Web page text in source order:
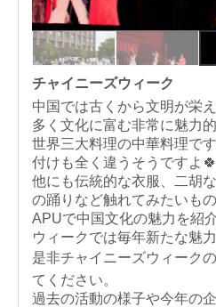
チャイニーズウィーク
中国では古くから文明が栄
多く文化に富む非常に魅力
世界三大料理の中華料理で
付けも全く違うそうですよ🍀
他にも伝統的な衣服、二胡
の踊りなど触れてみたいも
APUで中国文化の魅力を紹
ウィークでは毎年新たな魅
是非チャイニーズウィーク
てください。
過去の活動の様子や今年の